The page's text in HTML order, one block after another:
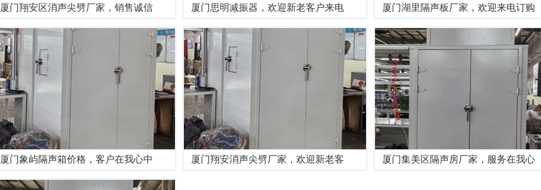
厦门翔安区消声尖劈厂家，销售诚信 厦门思明减振器，欢迎新老客户来电 厦门湖里隔声板厂家，欢迎来电订购
厦门象屿隔声箱价格，客户在我心中 厦门翔安消声尖劈厂家，欢迎新老客 厦门集美区隔声房厂家，服务在我心